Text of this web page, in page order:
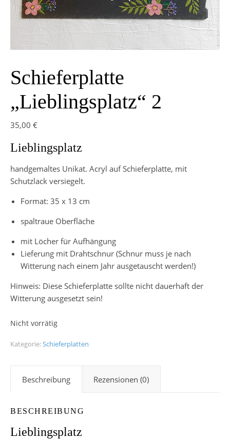
Schieferplatte
„Lieblingsplatz“ 2
35,00 €
Lieblingsplatz
handgemaltes Unikat. Acryl auf Schieferplatte, mit
Schutzlack versiegelt.
Format: 35 x 13 cm
spaltraue Oberfläche
mit Löcher für Aufhängung
Lieferung mit Drahtschnur (Schnur muss je nach
Witterung nach einem Jahr ausgetauscht werden!)
Hinweis: Diese Schieferplatte sollte nicht dauerhaft der
Witterung ausgesetzt sein!
Nicht vorrätig
Kategorie:Schieferplatten
Beschreibung Rezensionen (0)
BESCHREIBUNG
Lieblingsplatz